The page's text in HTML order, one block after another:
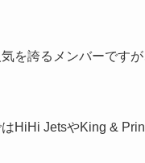
を誇るメンバーです
HiHi JetsやKing &